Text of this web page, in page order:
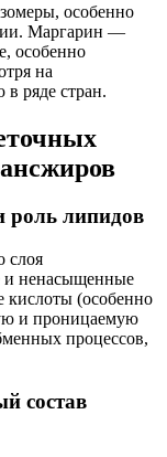
особенно
Маргарин —
особенно
на
ряде стран.
роль липидов
слоя
и ненасыщенные
(особенно
и проницаемую
процессов,
состав